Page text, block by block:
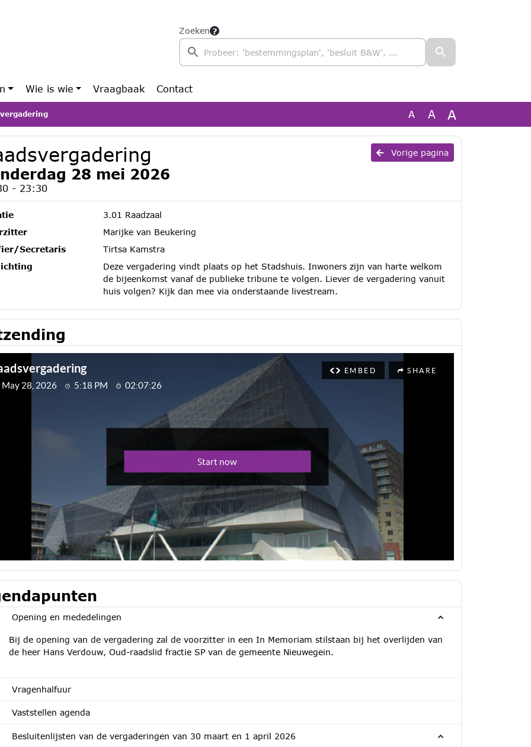
Zoeken
Wie is wie Vraagbaak Contact
A A A
Vorige pagina
28 mei 2026
- 23:30
3.01 Raadzaal
Marijke van Beukering
Secretaris
Tirtsa Kamstra
Deze vergadering vindt plaats op het Stadshuis. Inwoners zijn van harte welkom
de bijeenkomst vanaf de publieke tribune te volgen. Liever de vergadering vanuit
huis volgen? Kijk dan mee via onderstaande livestream.
Opening en mededelingen
Bij de opening van de vergadering zal de voorzitter in een In Memoriam stilstaan bij het overlijden van
de heer Hans Verdouw, Oud-raadslid fractie SP van de gemeente Nieuwegein.
Vragenhalfuur
Vaststellen agenda
Besluitenlijsten van de vergaderingen van 30 maart en 1 april 2026